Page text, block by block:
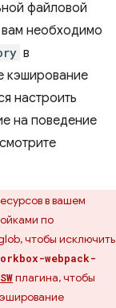
файловой
вам необходимо
в
кэширование
настроить
на поведение
в вашем
по
чтобы исключить
webpack-
плагина, чтобы